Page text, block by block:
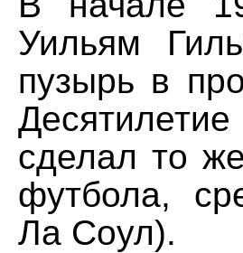
Уильям
пузырь в
сделал то
футбола,
Ла Соул).